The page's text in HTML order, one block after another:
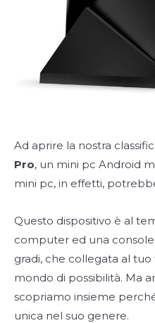
Ad aprire la nostra
Pro, un mini pc Android
mini pc, in effetti,
Questo dispositivo è al
computer ed una
gradi, che collegata al
mondo di possibilità. Ma
scopriamo insieme
unica nel suo genere.